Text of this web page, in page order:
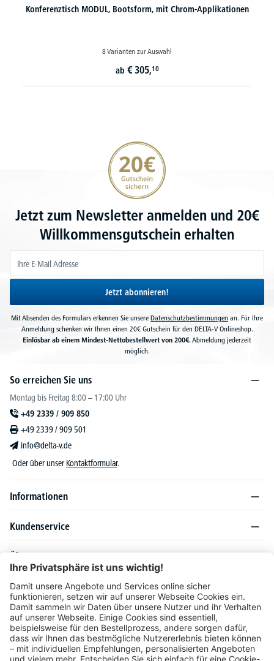
Konferenztisch MODUL, Bootsform, mit Chrom-Applikationen
8 Varianten zur Auswahl
ab € 305,10
20€ Gutschein sichern
Jetzt zum Newsletter anmelden und 20€
Willkommensgutschein erhalten
Jetzt abonnieren!
Mit Absenden des Formulars erkennen Sie unsere Datenschutzbestimmungen an. Für Ihre
Anmeldung schenken wir Ihnen einen 20€ Gutschein für den DELTA-V Onlineshop.
Einlösbar ab einem Mindest-Nettobestellwert von 200€.Abmeldung jederzeit
möglich.
So erreichen Sie uns
Montag bis Freitag 8:00 – 17:00 Uhr
+49 2339 / 909 850
+49 2339 / 909 501
info@delta-v.de
Oder über unser Kontaktformular.
Informationen
Kundenservice
Über DELTA-V
Produktsortiment
Ratgeber
Folgen Sie uns auch auf